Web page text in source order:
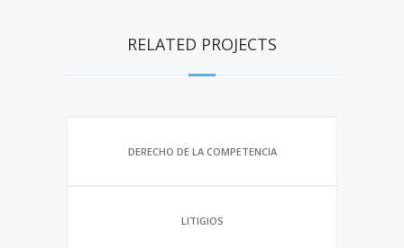
RELATED PROJECTS
DERECHO DE LA COMPETENCIA
LITIGIOS